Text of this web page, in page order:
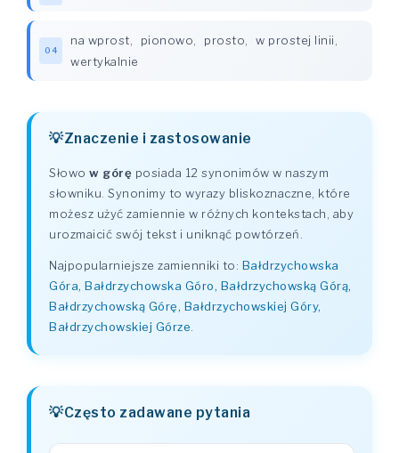
04
na wprost pionowo prosto w prostej linii
wertykalnie
Znaczenie i zastosowanie
Słowo w górę posiada 12 synonimów w naszym
słowniku. Synonimy to wyrazy bliskoznaczne, które
możesz użyć zamiennie w różnych kontekstach, aby
urozmaicić swój tekst i uniknąć powtórzeń.
Najpopularniejsze zamienniki to: Bałdrzychowska
Góra, Bałdrzychowska Góro, Bałdrzychowską Górą,
Bałdrzychowską Górę, Bałdrzychowskiej Góry,
Bałdrzychowskiej Górze
Często zadawane pytania